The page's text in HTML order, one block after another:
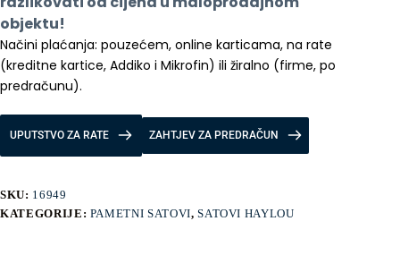
objektu!
Načini plaćanja: pouzećem, online karticama, na rate
(kreditne kartice, Addiko i Mikrofin) ili žiralno (firme, po
predračunu).
UPUTSTVO ZA RATE ZAHTJEV ZA PREDRAČUN
SKU: 16949
KATEGORIJE: PAMETNI SATOVI,SATOVI HAYLOU